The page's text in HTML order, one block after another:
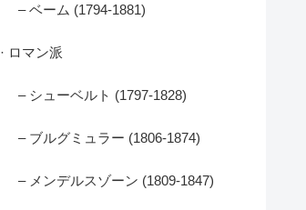
– ベーム (1794-1881)
· ロマン派
– シューベルト (1797-1828)
– ブルグミュラー (1806-1874)
– メンデルスゾーン (1809-1847)